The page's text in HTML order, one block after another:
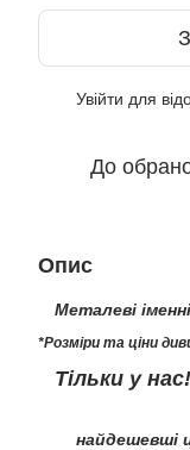
Увійти для
До
Опис
Металеві
*Розміри та ціни
Тільки у
найдешевші